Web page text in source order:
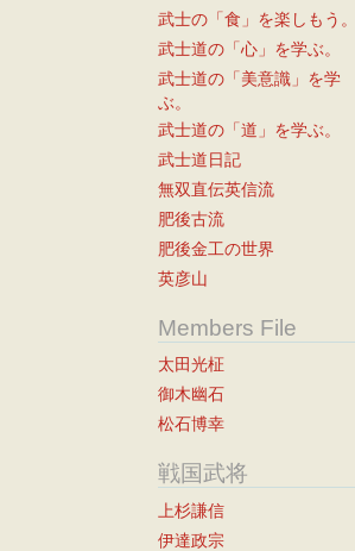
武士の「食」を楽しもう。
武士道の「心」を学ぶ。
武士道の「美意識」を学
ぶ。
武士道の「道」を学ぶ。
武士道日記
無双直伝英信流
肥後古流
肥後金工の世界
英彦山
Members File
太田光柾
御木幽石
松石博幸
戦国武将
上杉謙信
伊達政宗